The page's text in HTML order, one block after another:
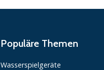
Populäre Themen
Wasserspielgeräte